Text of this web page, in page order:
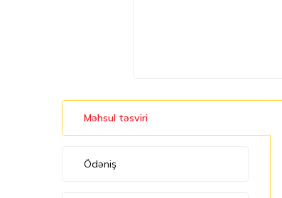
Məhsul təsviri
Ödəniş